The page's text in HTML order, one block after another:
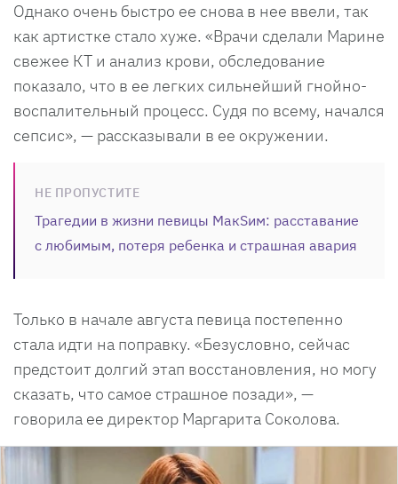
Однако очень быстро ее снова в нее ввели, так
как артистке стало хуже. «Врачи сделали Марине
свежее КТ и анализ крови, обследование
показало, что в ее легких сильнейший гнойно-
воспалительный процесс. Судя по всему, начался
сепсис», — рассказывали в ее окружении.
НЕ ПРОПУСТИТЕ
Трагедии в жизни певицы МакSим: расставание
с любимым, потеря ребенка и страшная авария
Только в начале августа певица постепенно
стала идти на поправку. «Безусловно, сейчас
предстоит долгий этап восстановления, но могу
сказать, что самое страшное позади», —
говорила ее директор Маргарита Соколова.